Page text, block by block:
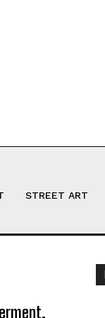
STREET ART